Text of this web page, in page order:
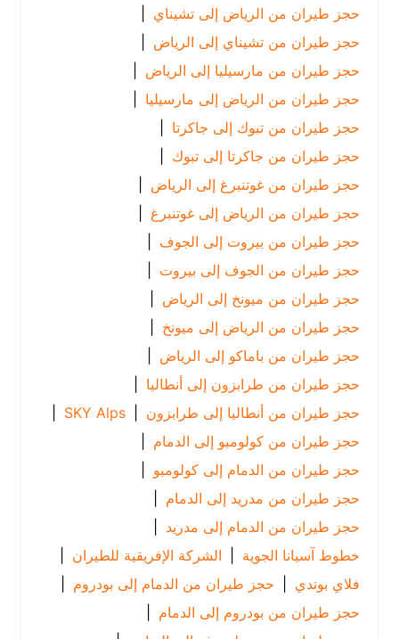
حجز طيران من الرياض إلى تشيناي |
حجز طيران من تشيناي إلى الرياض
|
حجز طيران من مارسيليا إلى الرياض
|
حجز طيران من الرياض إلى مارسيليا |
حجز طيران من تبوك إلى جاكرتا
|
حجز طيران من جاكرتا إلى تبوك
|
حجز طيران من غوتنبرغ إلى الرياض
|
حجز طيران من الرياض إلى غوتنبرغ |
حجز طيران من بيروت إلى الجوف |
حجز طيران من الجوف إلى بيروت
|
حجز طيران من ميونخ إلى الرياض
|
حجز طيران من الرياض إلى ميونخ |
حجز طيران من باماكو إلى الرياض
|
حجز طيران من طرابزون إلى أنطاليا
|
حجز طيران من أنطاليا إلى طرابزون |
SKY Alps
|
حجز طيران من كولومبو إلى الدمام
|
حجز طيران من الدمام إلى كولومبو |
حجز طيران من مدريد إلى الدمام
|
حجز طيران من الدمام إلى مدريد |
خطوط آسيانا الجوية
| الشركة الإفريقية للطيران |
فلاي بوندي | حجز طيران من الدمام إلى بودروم |
حجز طيران من بودروم إلى الدمام
|